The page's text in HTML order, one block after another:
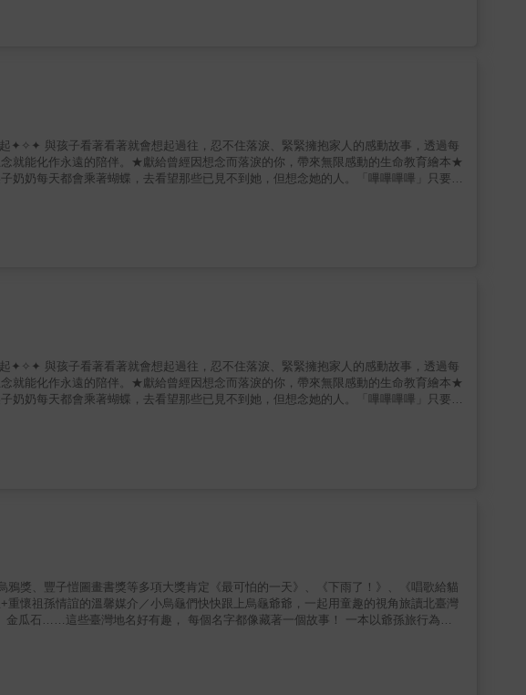
友之間的互動，點出「陪伴」比「完美解決問題」重要，透過溫暖的陪伴，反而能融化
吵到和解的過程，呈現出真誠的友誼可以接受「衝突」存在，從中獲得新的理解與成
讓閱讀充滿爆發性的幽默與趣味。適讀年齡：7歲以上，全彩圖像小說適合領域：社
與孩子看著看著就會想起過往，忍不住落淚、緊緊擁抱家人的感動故事，透過每
就能化作永遠的陪伴。★獻給曾經因想念而落淚的你，帶來無限感動的生命教育繪本★
奶奶每天都會乘著蝴蝶，去看望那些已見不到她，但想念她的人。「嗶嗶嗶嗶」只要呼
重新感受愛的重量與綿延。要不要和美子小姐一起，展開一場溫暖又朦朧的回憶旅行
在郵局工作的兒子，想念凡事都想為他多留一份的母親；看著澡堂裡哭泣孩子而露出微
的人？那種光是想起，就會讓你鼻頭一酸、眼眶泛紅的人。當我們送別了珍愛的人，留
滿了層層堆疊、裝載著共度時光的「回憶錦囊」，帶領我們進入那些回憶的人，正是
失，並且會變成思念的形狀」，這本書引導孩子理解，想念並不沉重，反而能帶來力
憶。
與孩子看著看著就會想起過往，忍不住落淚、緊緊擁抱家人的感動故事，透過每
就能化作永遠的陪伴。★獻給曾經因想念而落淚的你，帶來無限感動的生命教育繪本★
奶奶每天都會乘著蝴蝶，去看望那些已見不到她，但想念她的人。「嗶嗶嗶嗶」只要呼
重新感受愛的重量與綿延。要不要和美子小姐一起，展開一場溫暖又朦朧的回憶旅行
在郵局工作的兒子，想念凡事都想為他多留一份的母親；看著澡堂裡哭泣孩子而露出微
的人？那種光是想起，就會讓你鼻頭一酸、眼眶泛紅的人。當我們送別了珍愛的人，留
滿了層層堆疊、裝載著共度時光的「回憶錦囊」，帶領我們進入那些回憶的人，正是
失，並且會變成思念的形狀」，這本書引導孩子理解，想念並不沉重，反而能帶來力
憶。
獎、豐子愷圖畫書獎等多項大獎肯定《最可怕的一天》、《下雨了！》、《唱歌給貓
懷祖孫情誼的溫馨媒介／小烏龜們快快跟上烏龜爺爺，一起用童趣的視角旅讀北臺灣
金瓜石……這些臺灣地名好有趣， 每個名字都像藏著一個故事！ 一本以爺孫旅行為線
重遊、拜訪故友，展開一場特別的旅行。他們坐上火車、纜車、捷運和小船——到桃園
湯姆牛以他獨特的幽默感和創意，為這些「有故事的地名」添上新的想像，讓孩子在有